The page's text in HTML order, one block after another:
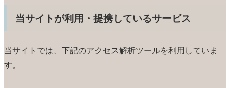
当サイトが利用・提携しているサービス
当サイトでは、下記のアクセス解析ツールを利用していま
す。